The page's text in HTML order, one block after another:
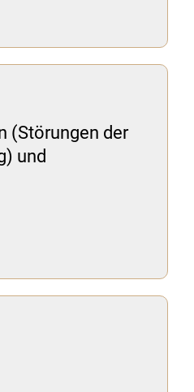
(Störungen der
und